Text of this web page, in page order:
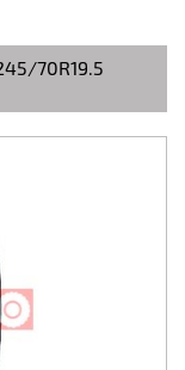
70R19.5